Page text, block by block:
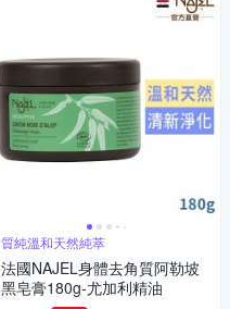
質純溫和天然純萃
法國NAJEL身體去角質阿勒坡
黑皂膏180g-尤加利精油